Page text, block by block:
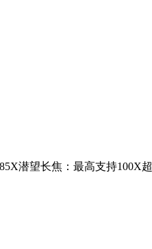
潜望长焦：最高支持100X超